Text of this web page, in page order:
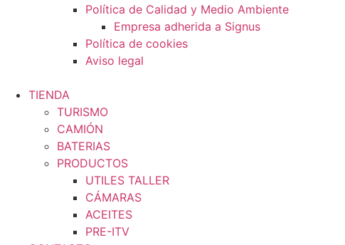
Política de Calidad y Medio Ambiente
Empresa adherida a Signus
Política de cookies
Aviso legal
TIENDA
TURISMO
CAMIÓN
BATERIAS
PRODUCTOS
UTILES TALLER
CÁMARAS
ACEITES
PRE-ITV